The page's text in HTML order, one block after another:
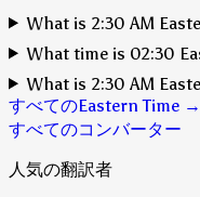
What is 2:30 AM
What time is 02:30
What is 2:30 AM
すべてのEastern Time
すべてのコンバーター
人気の翻訳者